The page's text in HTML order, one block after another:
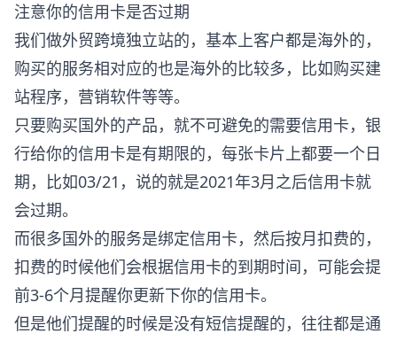
注意你的信用卡是否过期
我们做外贸跨境独立站的，基本上客户都是海外的，
购买的服务相对应的也是海外的比较多，比如购买建
站程序，营销软件等等。
只要购买国外的产品，就不可避免的需要信用卡，银
行给你的信用卡是有期限的，每张卡片上都要一个日
期，比如03/21，说的就是2021年3月之后信用卡就
会过期。
而很多国外的服务是绑定信用卡，然后按月扣费的，
扣费的时候他们会根据信用卡的到期时间，可能会提
前3-6个月提醒你更新下你的信用卡。
但是他们提醒的时候是没有短信提醒的，往往都是通